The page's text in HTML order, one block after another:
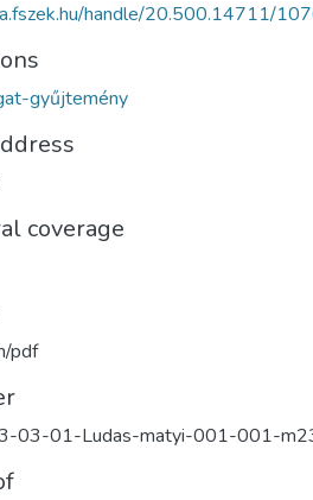
handle/20.500.14711/
gyűjtemény
coverage
pdf
03-01-Ludas-matyi-001-001-